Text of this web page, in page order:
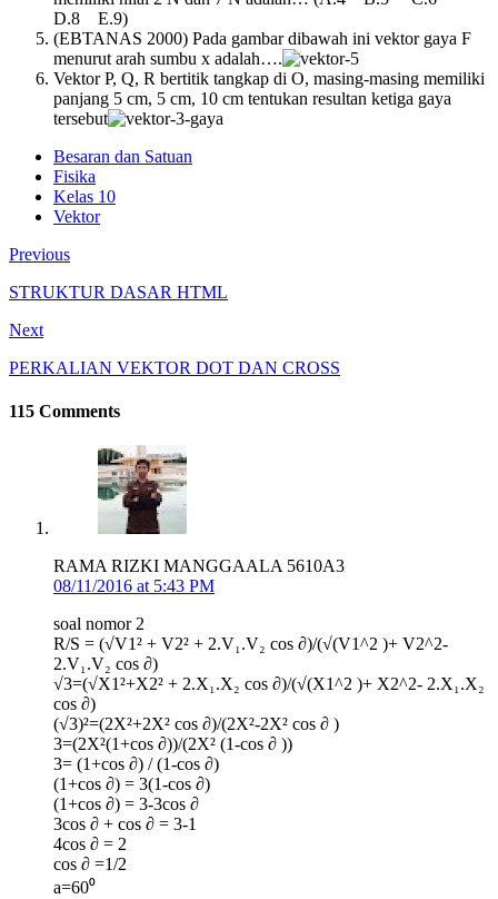
D.8 E.9)
(EBTANAS 2000) Pada gambar dibawah ini vektor gaya F
menurut arah sumbu x adalah….
Vektor P, Q, R bertitik tangkap di O, masing-masing memiliki
panjang 5 cm, 5 cm, 10 cm tentukan resultan ketiga gaya
tersebut
Besaran dan Satuan
Fisika
Kelas 10
Vektor
Previous
STRUKTUR DASAR HTML
Next
PERKALIAN VEKTOR DOT DAN CROSS
115 Comments
RAMA RIZKI MANGGAALA 5610A3
08/11/2016 at 5:43 PM
soal nomor 2
R/S = (√V1² + V2² + 2.V₁.V₂ cos ∂)/(√(V1^2 )+ V2^2-
2.V₁.V₂ cos ∂)
√3=(√X1²+X2² + 2.X₁.X₂ cos ∂)/(√(X1^2 )+ X2^2- 2.X₁.X₂
cos ∂)
(√3)²=(2X²+2X² cos ∂)/(2X²-2X² cos ∂ )
3=(2X²(1+cos ∂))/(2X² (1-cos ∂ ))
3= (1+cos ∂) / (1-cos ∂)
(1+cos ∂) = 3(1-cos ∂)
(1+cos ∂) = 3-3cos ∂
3cos ∂ + cos ∂ = 3-1
4cos ∂ = 2
cos ∂ =1/2
a=60⁰